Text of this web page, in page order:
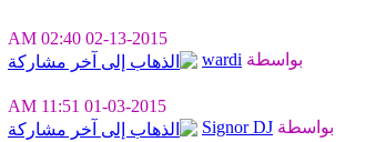
02-13-2015
02:40 AM
بواسطة wardi
01-03-2015
11:51 AM
بواسطة Signor DJ